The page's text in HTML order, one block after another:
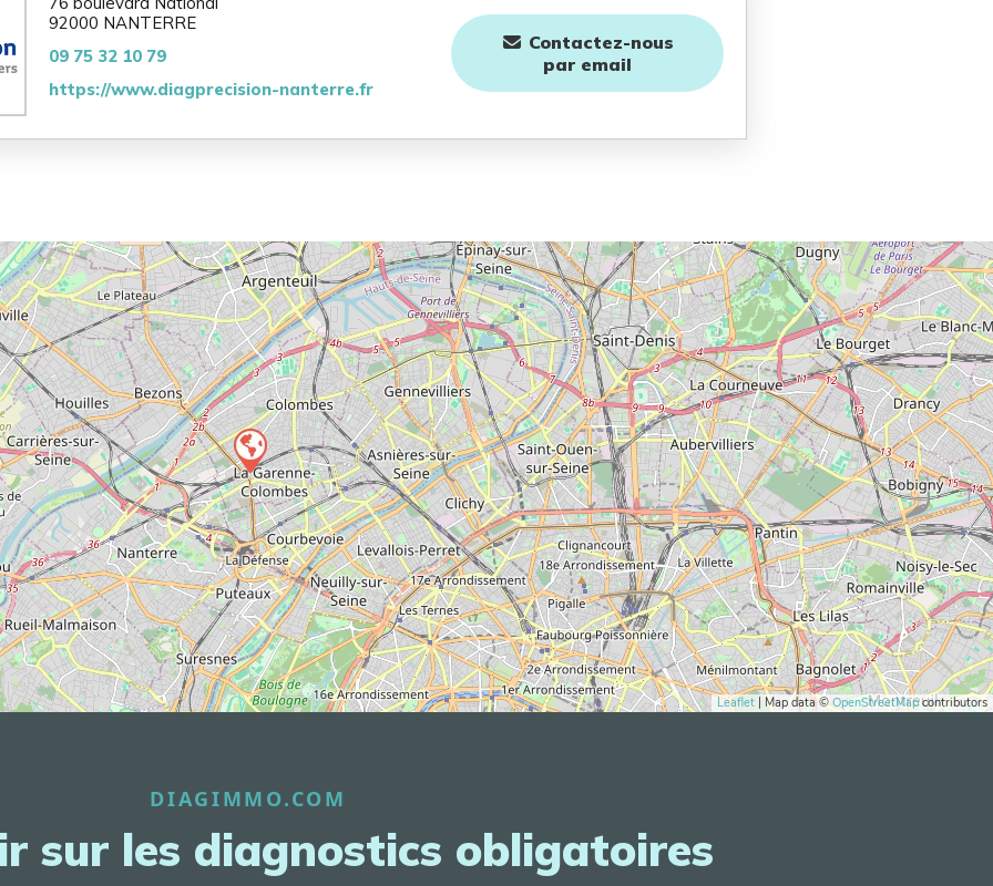
92000 NANTERRE
09 75 32 10 79
https://www.diagprecision-nanterre.fr
Contactez-nous
par email
Leaflet | Map data ©OpenStreetMapcontributors
DIAGIMMO.COM
sur les diagnostics obligatoires